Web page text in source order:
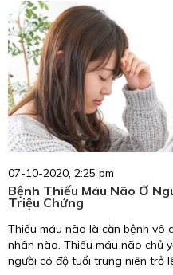
như đây là căn bệnh không dễ
Thấu hiểu điều đó, trong bài
giúp lưu thông máu lên não
bệnh này.
07-10-2020, 2:25 pm
Bệnh Thiếu Máu Não Ở
Triệu Chứng
Thiếu máu não là căn bệnh vô
nhân nào. Thiếu máu não chủ
người có độ tuổi trung niên trở